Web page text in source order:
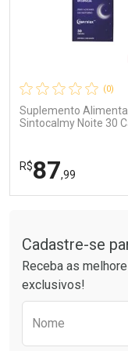
Comprar sem
Por R$ 59,58/cada
Comprar sem
Por R$ 59,58/cada
(0)
Suplemento
Sintocalmy Noite 30
R$87,99
Laboratório
Por Menos
Cadastre-se
Receba as
exclusivos!
Nome